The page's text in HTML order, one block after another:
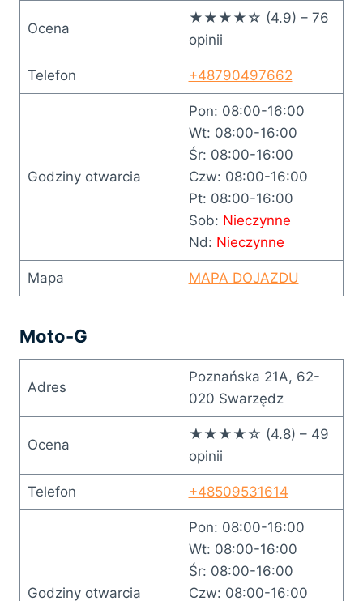
Ocena
★★★★☆ (4.9) – 76
opinii
Telefon +48790497662
Godziny otwarcia
Pon: 08:00-16:00
Wt: 08:00-16:00
Śr: 08:00-16:00
Czw: 08:00-16:00
Pt: 08:00-16:00
Sob: Nieczynne
Nd: Nieczynne
Mapa MAPA DOJAZDU
Moto-G
Adres
Poznańska 21A, 62-
020 Swarzędz
Ocena
★★★★☆ (4.8) – 49
opinii
Telefon +48509531614
Godziny otwarcia
Pon: 08:00-16:00
Wt: 08:00-16:00
Śr: 08:00-16:00
Czw: 08:00-16:00